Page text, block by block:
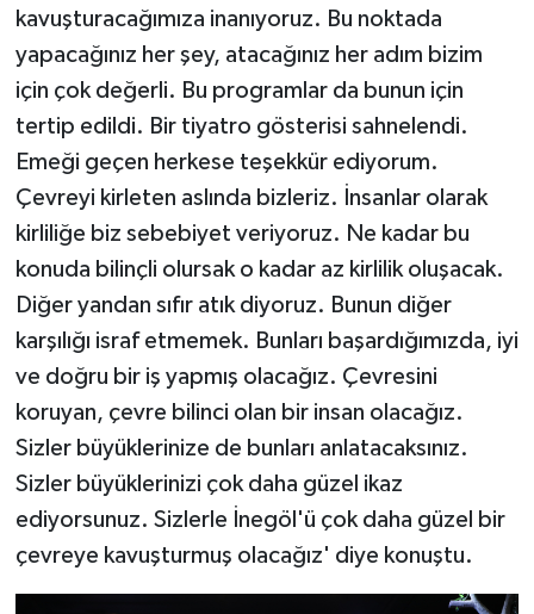
kavuşturacağımıza inanıyoruz. Bu noktada
yapacağınız her şey, atacağınız her adım bizim
için çok değerli. Bu programlar da bunun için
tertip edildi. Bir tiyatro gösterisi sahnelendi.
Emeği geçen herkese teşekkür ediyorum.
Çevreyi kirleten aslında bizleriz. İnsanlar olarak
kirliliğe biz sebebiyet veriyoruz. Ne kadar bu
konuda bilinçli olursak o kadar az kirlilik oluşacak.
Diğer yandan sıfır atık diyoruz. Bunun diğer
karşılığı israf etmemek. Bunları başardığımızda, iyi
ve doğru bir iş yapmış olacağız. Çevresini
koruyan, çevre bilinci olan bir insan olacağız.
Sizler büyüklerinize de bunları anlatacaksınız.
Sizler büyüklerinizi çok daha güzel ikaz
ediyorsunuz. Sizlerle İnegöl'ü çok daha güzel bir
çevreye kavuşturmuş olacağız' diye konuştu.